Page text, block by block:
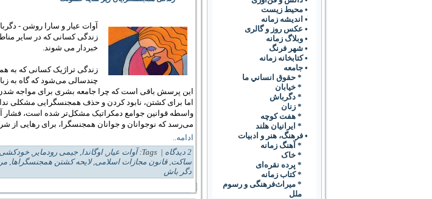
• محیط زیست
• انديشه زمانه
• عکس روز و گالری
• وبلاگ زمانه
• شهر فرنگ
• کتابخانه زمانه
• جامعه
* حقوق انساني ما
* خيابان
* دگرباش
* زنان
* هفت کوچه
* ايرانيان هلند
• فرهنگ،‌ هنر و ادبيات
* آهنگ زمانه
* خاک
* پرده نقره‌ای
* کتاب زمانه
* ميراث‌فرهنگی و رسوم
ملل
آوات عیار و سارا روشن -
زندگی کسانی که در سایر
خبردار می شوند.
زندگی‌ تراژیک کسانی که به
چندسالی می‌شود که گاه به
این پرسش باقی است که چرا جامعه بشری برای مواجه
اما برای کشتن، نابود کردن و حذف همجنسگرایی مشکلی
واسطه قوانین جوامع دمکراتیک مشکل‌تر شده است، فشار
می‌رسد که نوجوانان و جوانان همجنسگرا، برای رهایی از
ادامه..
2 دیدگاه
| Tags: آوات عیار ,اوگاندا, جیمی رودمایر , خودکشی
ساکت,قانون مجازات اسلامی,لایحه کشتن همجنسگراها,
دگر باش